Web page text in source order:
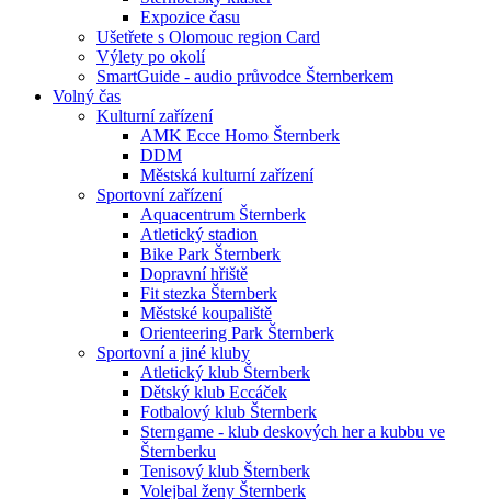
Expozice času
Ušetřete s Olomouc region Card
Výlety po okolí
SmartGuide - audio průvodce Šternberkem
Volný čas
Kulturní zařízení
AMK Ecce Homo Šternberk
DDM
Městská kulturní zařízení
Sportovní zařízení
Aquacentrum Šternberk
Atletický stadion
Bike Park Šternberk
Dopravní hřiště
Fit stezka Šternberk
Městské koupaliště
Orienteering Park Šternberk
Sportovní a jiné kluby
Atletický klub Šternberk
Dětský klub Eccáček
Fotbalový klub Šternberk
Sterngame - klub deskových her a kubbu ve
Šternberku
Tenisový klub Šternberk
Volejbal ženy Šternberk